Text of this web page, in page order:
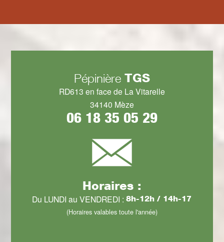
Pépinière TGS
RD613 en face de La Vitarelle
34140 Mèze
06 18 35 05 29
Horaires :
Du LUNDI au VENDREDI :8h-12h / 14h-17
(Horaires valables toute l'année)